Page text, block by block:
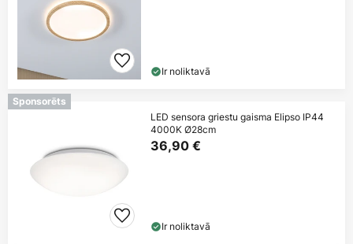
Ir noliktavā
Sponsorēts
LED sensora griestu gaisma Elipso IP44
4000K Ø28cm
36,90 €
Ir noliktavā